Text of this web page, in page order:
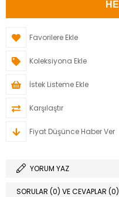
Favorilere Ekle
Koleksiyona Ekle
İstek Listeme Ekle
Karşılaştır
Fiyat Düşünce Haber Ver
YORUM YAZ
SORULAR (0) VE CEVAPLAR (0)